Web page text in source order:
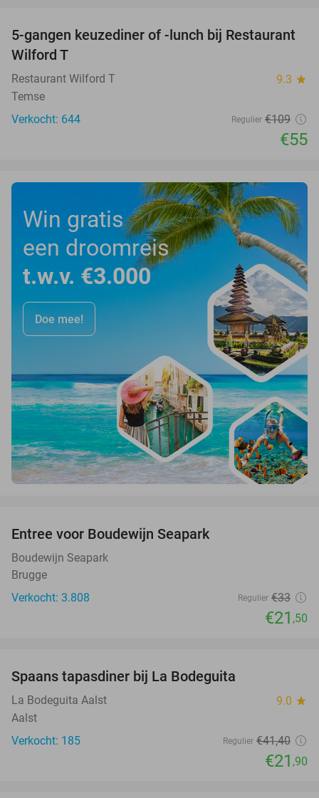
50%
5-gangen keuzediner of -lunch bij Restaurant
Wilford T
Restaurant Wilford T 9.3 star
Temse
Verkocht: 644
Regulier €109
€55
Win gratis
een droomreis
t.w.v. €3.000
Doe mee!
Entree voor Boudewijn Seapark
Boudewijn Seapark
Brugge
Verkocht: 3.808
Regulier €33
€21 ,50
Spaans tapasdiner bij La Bodeguita
La Bodeguita Aalst 9.0 star
Aalst
Verkocht: 185
Regulier €41,40
€21 ,90